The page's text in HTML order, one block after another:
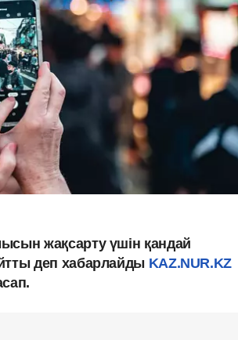
жақсарту үшін қандай
деп хабарлайды KAZ.NUR.KZ